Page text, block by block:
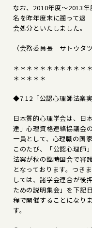
なお、2010年度～2013
名を昨年度末に遡って退
会処分といたしました。
（会務委員長 サトウタツ
＊＊＊＊＊＊＊＊＊＊＊
＊＊＊＊＊
◆7.12「公認心理師法案
日本質的心理学会は、日
達」心理資格連絡協議会の
一員として、心理職の国
このたび、「公認心理師」
法案が秋の臨時国会で審
となっております。つきま
しては、諸学会連合が後
ための説明集会」を下記日
程で開催することになり
す。